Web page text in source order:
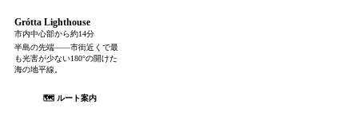
Grótta Lighthouse
市内中心部から約14分
半島の先端——市街近くで最
も光害が少ない180°の開けた
海の地平線。
🗺 ルート案内